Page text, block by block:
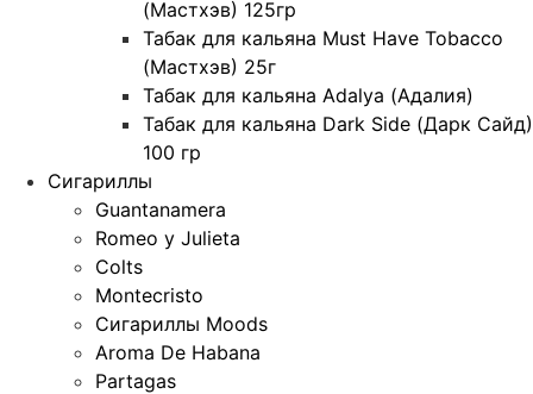
(Мастхэв) 125гр
Табак для кальяна Must Have Tobacco
(Мастхэв) 25г
Табак для кальяна Adalya (Адалия)
Табак для кальяна Dark Side (Дарк Сайд)
100 гр
Сигариллы
Guantanamera
Romeo y Julieta
Colts
Montecristo
Сигариллы Moods
Aroma De Habana
Partagas